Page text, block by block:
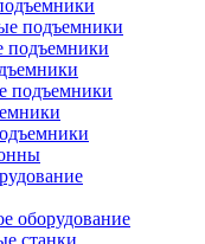
подъемники
подъемники
подъемники
оборудование
станки